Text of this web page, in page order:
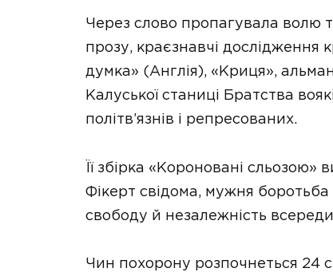
Через слово пропагувала волю
прозу, краєзнавчі дослідження
думка» (Англія), «Криця»,
Калуської станиці Братства
політв’язнів і репресованих.
Її збірка «Короновані
Фікерт свідома, мужня боротьба
свободу й незалежність
Чин похорону розпочнеться 24